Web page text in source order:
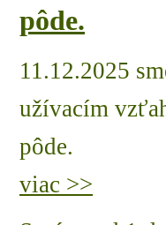
pôde.
11.12.2025
užívacím
pôde.
viac >>